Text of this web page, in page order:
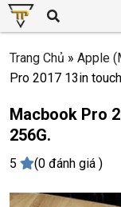
Trang Chủ » Apple
Pro 2017 13in
Macbook Pro
256G.
5 (0 đánh giá )